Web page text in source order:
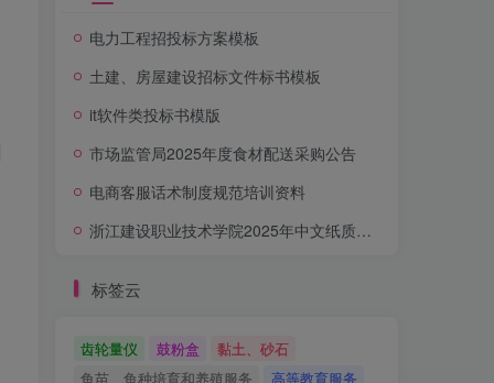
电力工程招投标方案模板
土建、房屋建设招标文件标书模板
it软件类投标书模版
市场监管局2025年度食材配送采购公告
电商客服话术制度规范培训资料
浙江建设职业技术学院2025年中文纸质图书采购项目公开招标公告
标签云
齿轮量仪 鼓粉盒
黏土、砂石
鱼苗、鱼种培育和养殖服务
高等教育服务